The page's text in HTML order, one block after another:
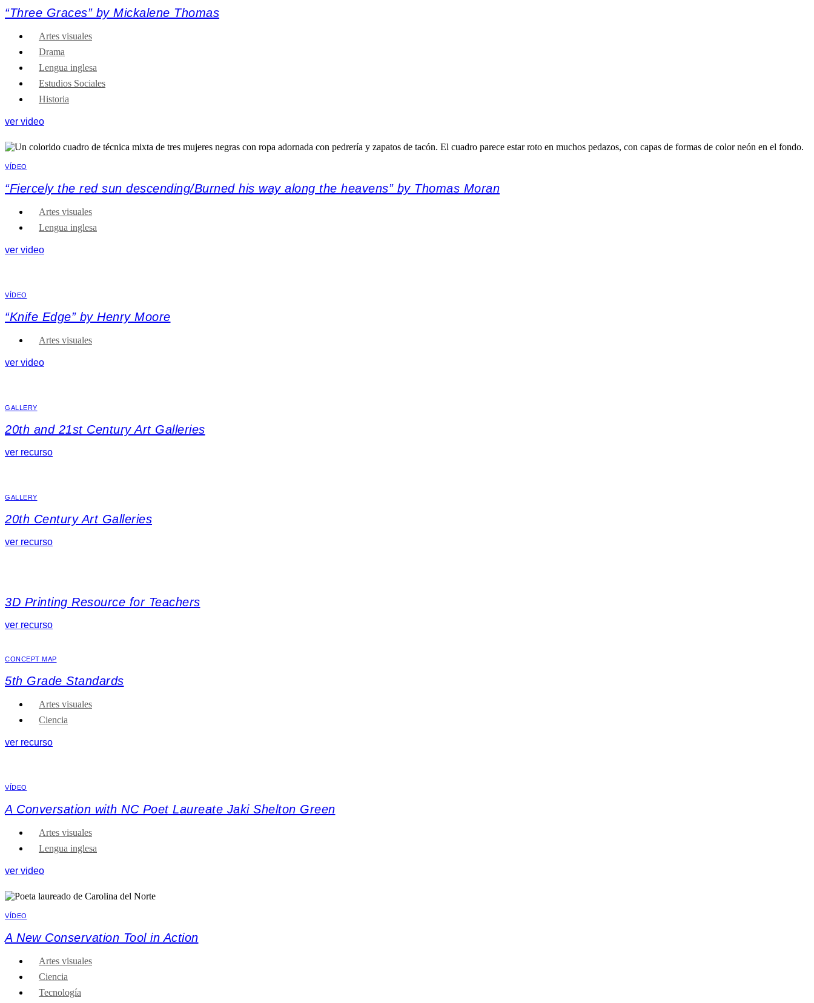
“Three Graces” by Mickalene Thomas
Artes visuales
Drama
Lengua inglesa
Estudios Sociales
Historia
ver video
VÍDEO
“Fiercely the red sun descending/Burned his way along the heavens” by Thomas Moran
Artes visuales
Lengua inglesa
ver video
VÍDEO
“Knife Edge” by Henry Moore
Artes visuales
ver video
GALLERY
20th and 21st Century Art Galleries
ver recurso
GALLERY
20th Century Art Galleries
ver recurso
3D Printing Resource for Teachers
ver recurso
CONCEPT MAP
5th Grade Standards
Artes visuales
Ciencia
ver recurso
VÍDEO
A Conversation with NC Poet Laureate Jaki Shelton Green
Artes visuales
Lengua inglesa
ver video
VÍDEO
A New Conservation Tool in Action
Artes visuales
Ciencia
Tecnología